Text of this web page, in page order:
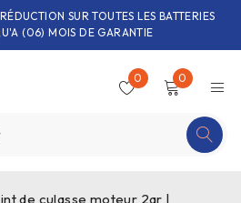
SUR TOUTES LES BATTERIES
(06) MOIS DE GARANTIE
0 0
de culasse moteur 2ar |